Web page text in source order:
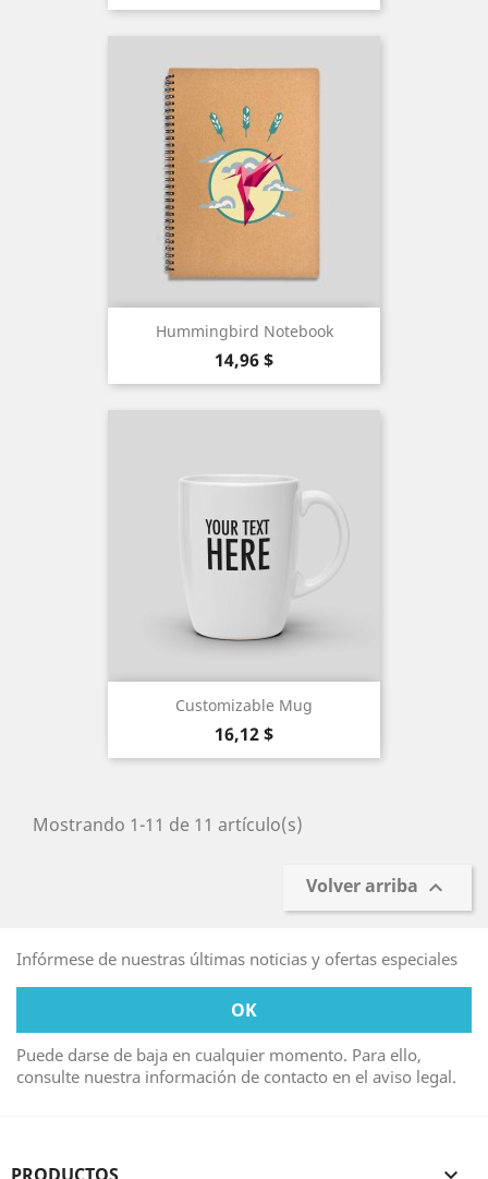
Hummingbird Notebook
Precio
14,96 $
Customizable Mug
Precio
16,12 $
Mostrando 1-11 de 11 artículo(s)
Volver arriba 
Infórmese de nuestras últimas noticias y ofertas especiales
Puede darse de baja en cualquier momento. Para ello,
consulte nuestra información de contacto en el aviso legal.